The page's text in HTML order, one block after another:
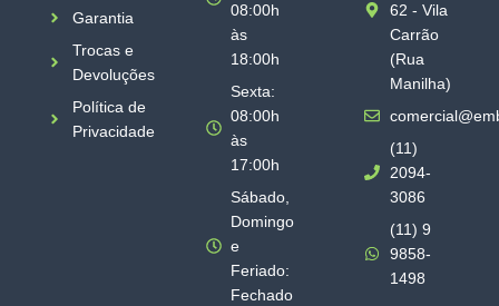
Garantia
Trocas e
Devoluções
Política de
Privacidade
08:00h
às
18:00h
Sexta:
08:00h
às
17:00h
Sábado,
Domingo
e
Feriado:
Fechado
62 - Vila
Carrão
(Rua
Manilha)
(11)
2094-
3086
(11) 9
9858-
1498